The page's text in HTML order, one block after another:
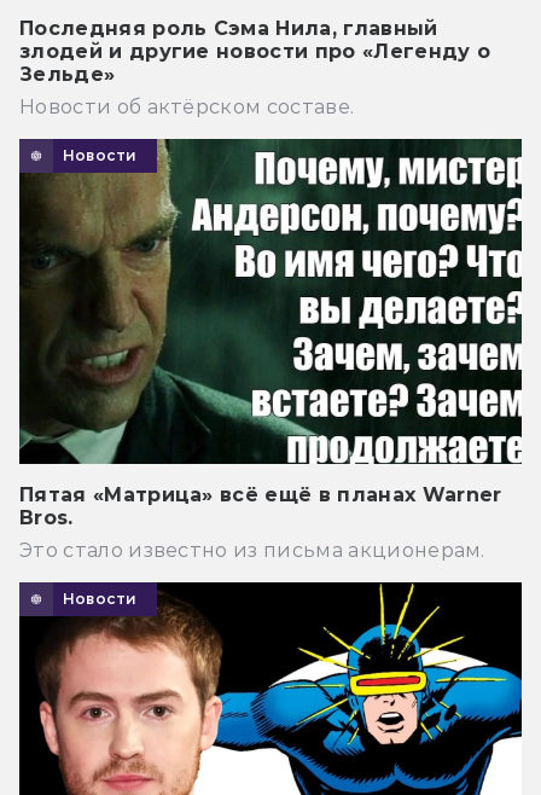
Последняя роль Сэма Нила, главный
злодей и другие новости про «Легенду о
Зельде»
Новости об актёрском составе.
Новости
Пятая «Матрица» всё ещё в планах Warner
Bros.
Это стало известно из письма акционерам.
Новости